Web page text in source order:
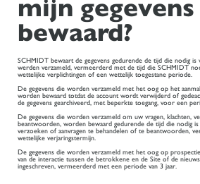
mijn gegevens
bewaard?
SCHMIDT bewaart de gegevens gedurende de tijd die nodig
werden verzameld, vermeerderd met de tijd die SCHMIDT
wettelijke verplichtingen of een wettelijk toegestane periode.
De gegevens die worden verzameld met het oog op het
worden bewaard totdat de account wordt verwijderd of
de gegevens gearchiveerd, met beperkte toegang, voor een
De gegevens die worden verzameld om uw vragen, klachten,
beantwoorden, worden bewaard gedurende de tijd die nodig is
verzoeken of aanvragen te behandelen of te beantwoorden,
wettelijke verjaringstermijn.
De gegevens die worden verzameld met het oog op
van de interactie tussen de betrokkene en de Site of de
ingeschreven, vermeerderd met een periode van 3 jaar.